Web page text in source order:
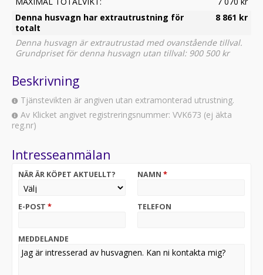
Denna husvagn har extrautrustning för
totalt
8 861 kr
Denna husvagn är extrautrustad med ovanstående tillval.
Grundpriset för denna husvagn utan tillval: 900 500 kr
Beskrivning
Tjänstevikten är angiven utan extramonterad utrustning.
Av Klicket angivet registreringsnummer: VVK673 (ej äkta
reg.nr)
Intresseanmälan
NÄR ÄR KÖPET AKTUELLT? NAMN *
E-POST * TELEFON
MEDDELANDE